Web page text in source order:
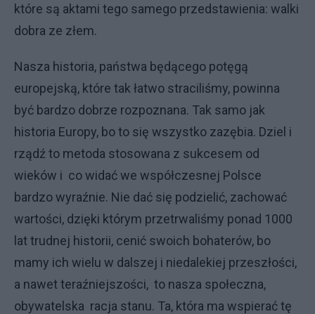
które są aktami tego samego przedstawienia: walki
dobra ze złem.
Nasza historia, państwa będącego potęgą
europejską, które tak łatwo straciliśmy, powinna
być bardzo dobrze rozpoznana. Tak samo jak
historia Europy, bo to się wszystko zazębia. Dziel i
rządź to metoda stosowana z sukcesem od
wieków i co widać we współczesnej Polsce
bardzo wyraźnie. Nie dać się podzielić, zachować
wartości, dzięki którym przetrwaliśmy ponad 1000
lat trudnej historii, cenić swoich bohaterów, bo
mamy ich wielu w dalszej i niedalekiej przeszłości,
a nawet teraźniejszości, to nasza społeczna,
obywatelska racja stanu. Ta, która ma wspierać tę